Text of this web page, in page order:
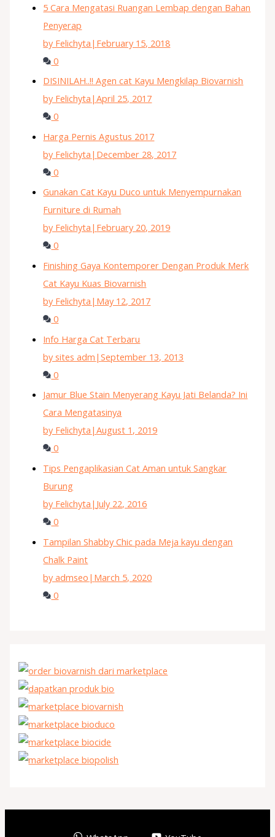
5 Cara Mengatasi Ruangan Lembap dengan Bahan
Penyerap
by Felichyta | February 15, 2018
0
DISINILAH..!! Agen cat Kayu Mengkilap Biovarnish
by Felichyta |April 25, 2017
0
Harga Pernis Agustus 2017
by Felichyta | December 28, 2017
0
Gunakan Cat Kayu Duco untuk Menyempurnakan
Furniture di Rumah
by Felichyta | February 20, 2019
0
Finishing Gaya Kontemporer Dengan Produk Merk
Cat Kayu Kuas Biovarnish
by Felichyta | May 12, 2017
0
Info Harga Cat Terbaru
by sites adm |September 13, 2013
0
Jamur Blue Stain Menyerang Kayu Jati Belanda? Ini
Cara Mengatasinya
by Felichyta |August 1, 2019
0
Tips Pengaplikasian Cat Aman untuk Sangkar
Burung
by Felichyta | July 22, 2016
0
Tampilan Shabby Chic pada Meja kayu dengan
Chalk Paint
by admseo | March 5, 2020
0